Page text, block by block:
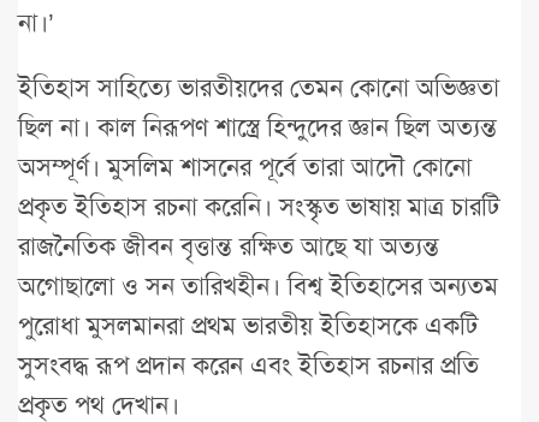
না।’
ইতিহাস সাহিত্যে ভারতীয়দের তেমন কোনো অভিজ্ঞতা
ছিল না। কাল নিরূপণ শাস্ত্রে হিন্দুদের জ্ঞান ছিল অত্যন্ত
অসম্পূর্ণ। মুসলিম শাসনের পূর্বে তারা আদৌ কোনো
প্রকৃত ইতিহাস রচনা করেনি। সংস্কৃত ভাষায় মাত্র চারটি
রাজনৈতিক জীবন বৃত্তান্ত রক্ষিত আছে যা অত্যন্ত
অগোছালো ও সন তারিখহীন। বিশ্ব ইতিহাসের অন্যতম
পুরোধা মুসলমানরা প্রথম ভারতীয় ইতিহাসকে একটি
সুসংবদ্ধ রূপ প্রদান করেন এবং ইতিহাস রচনার প্রতি
প্রকৃত পথ দেখান।